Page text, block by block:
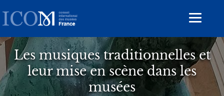
au
contenu
principal
Toggle
Les musiques traditionnelles et
leur mise en scène dans les
musées